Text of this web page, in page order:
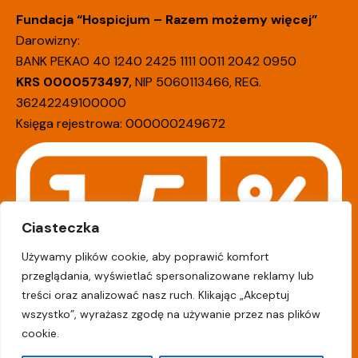
Ciasteczka
Używamy plików cookie, aby poprawić komfort
przeglądania, wyświetlać spersonalizowane reklamy lub
treści oraz analizować nasz ruch. Klikając „Akceptuj
wszystko”, wyrażasz zgodę na używanie przez nas plików
cookie.
Fundacja “Hospicjum – Razem możemy więcej”
Darowizny:
BANK PEKAO 40 1240 2425 1111 0011 2042 0950
KRS 0000573497,NIP 5060113466, REG.
36242249100000
Księga rejestrowa: 000000249672